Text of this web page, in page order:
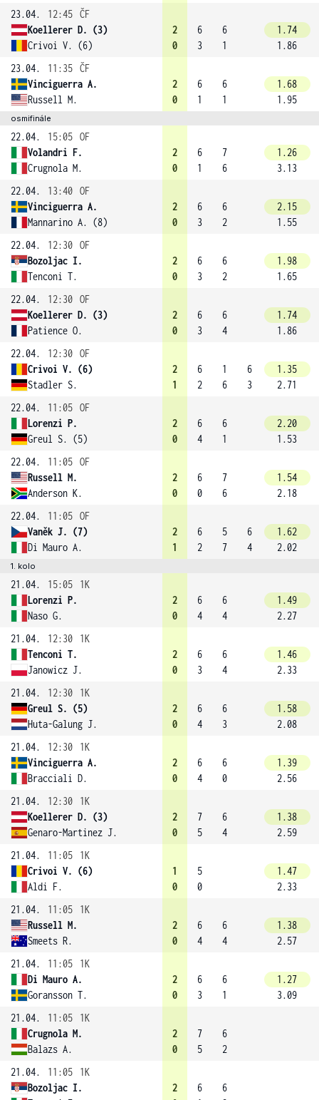
23.04.
12:45 ČF
Koellerer D. (3)
Crivoi V. (6)
2
0
6
3
6
1
1.74
1.86
23.04.
11:35 ČF
Vinciguerra A.
Russell M.
2
0
6
1
6
1
1.68
1.95
osmifinále
22.04. 15:05 OF
Volandri F.
Crugnola M.
2
0
6
1
7
6
1.26
3.13
22.04.
13:40 OF
Vinciguerra A.
Mannarino A. (8)
2
0
6
3
6
2
2.15
1.55
22.04.
12:30 OF
Bozoljac I.
Tenconi T.
2
0
6
3
6
2
1.98
1.65
22.04.
12:30 OF
Koellerer D. (3)
Patience O.
2
0
6
3
6
4
1.74
1.86
22.04.
12:30 OF
Crivoi V. (6)
Stadler S.
2
1
6
2
1
6
6
3
1.35
2.71
22.04.
11:05 OF
Lorenzi P.
Greul S. (5)
2
0
6
4
6
1
2.20
1.53
22.04.
11:05 OF
Russell M.
Anderson K.
2
0
6
0
7
6
1.54
2.18
22.04.
11:05 OF
Vaněk J. (7)
Di Mauro A.
2
1
6
2
5
7
6
4
1.62
2.02
1. kolo
21.04. 15:05
1K
Lorenzi P.
Naso G.
2
0
6
4
6
4
1.49
2.27
21.04.
12:30
1K
Tenconi T.
Janowicz J.
2
0
6
3
6
4
1.46
2.33
21.04.
12:30
1K
Greul S. (5)
Huta-Galung J.
2
0
6
4
6
3
1.58
2.08
21.04.
12:30
1K
Vinciguerra A.
Bracciali D.
2
0
6
4
6
0
1.39
2.56
21.04.
12:30
1K
Koellerer D. (3)
Genaro-Martinez J.
2
0
7
5
6
4
1.38
2.59
21.04.
11:05
1K
Crivoi V. (6)
Aldi F.
1
0
5
0
1.47
2.33
21.04.
11:05
1K
Russell M.
Smeets R.
2
0
6
4
6
4
1.38
2.57
21.04.
11:05
1K
Di Mauro A.
Goransson T.
2
0
6
3
6
1
1.27
3.09
21.04.
11:05
1K
Crugnola M.
Balazs A.
2
0
7
5
6
2
21.04.
11:05
1K
Bozoljac I.
2
6
6